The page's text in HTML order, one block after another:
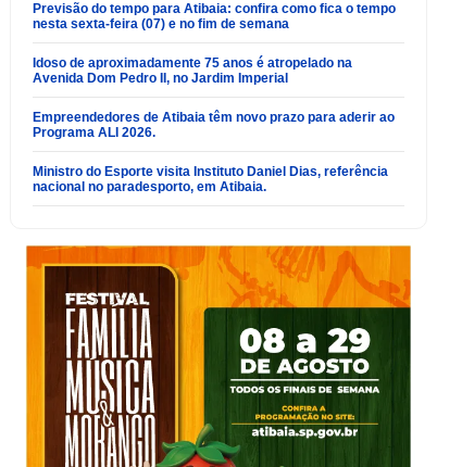
Previsão do tempo para Atibaia: confira como fica o tempo
nesta sexta-feira (07) e no fim de semana
Idoso de aproximadamente 75 anos é atropelado na
Avenida Dom Pedro II, no Jardim Imperial
Empreendedores de Atibaia têm novo prazo para aderir ao
Programa ALI 2026.
Ministro do Esporte visita Instituto Daniel Dias, referência
nacional no paradesporto, em Atibaia.